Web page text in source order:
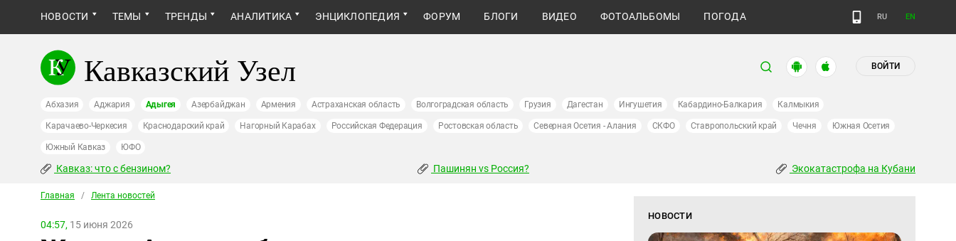
НОВОСТИ ТЕМЫ ТРЕНДЫ АНАЛИТИКА ЭНЦИКЛОПЕДИЯ ФОРУМ БЛОГИ ВИДЕО ФОТОАЛЬБОМЫ ПОГОДА RU EN
Кавказский Узел ВОЙТИ
Абхазия Аджария Адыгея Азербайджан Армения Астраханская область Волгоградская область Грузия Дагестан Ингушетия Кабардино-Балкария Калмыкия
Карачаево-Черкесия Краснодарский край Нагорный Карабах Российская Федерация Ростовская область Северная Осетия - Алания СКФО Ставропольский край Чечня Южная Осетия
Южный Кавказ ЮФО
Кавказ: что с бензином? Пашинян vs Россия? Экокатастрофа на Кубани
Главная / Лента новостей
04:57, 15 июня 2026
НОВОСТИ